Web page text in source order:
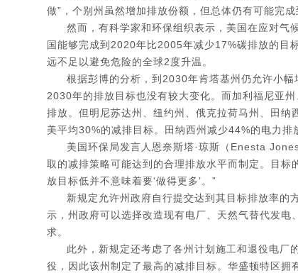
做”，个别州虽然增加排放份额，但总体仍有可能完
然而，有科学家和环保组织表示，美国在应对气
国能够完成到2020年比2005年减少17%碳排放的目
远不足以避免危险的全球2度升温。
根据彭博的分析，到2030年肯塔基州仍允许小
2030年的排放目标也没有较大变化。而加利福尼亚
排放。但明尼苏达州、纽约州、俄克拉荷马州、田
美平均30%的减排目标。田纳西州减少44%的电力排
美国环保局发言人恩奈斯塔·琼斯（Enesta
取的减排策略可能达到的合理排放水平而制定。目
放目标低并不意味着要‘做得更多’。”
新规定允许州政府自行提交达到其目标排放率的
示，州政府可以选择改造现有电厂、天然气替代发
求。
此外，新规定还考虑了各州计划施工和退役电厂
役，因此该州制定了最高的减排目标。华盛顿特区